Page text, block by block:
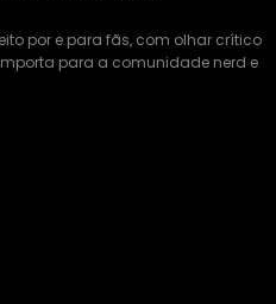
por e para fãs, com olhar crítico
para a comunidade nerd e